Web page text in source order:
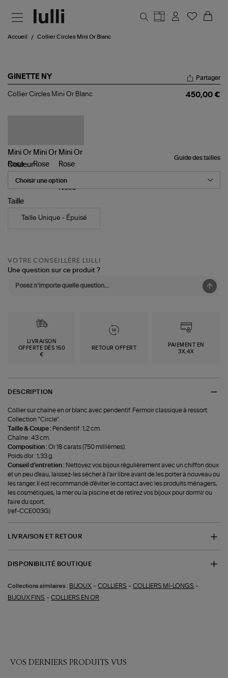
Accueil Collier Circles Mini Or Blanc
GINETTE NY
Collier
Partager
Collier Circles Mini Or Blanc 450,00 €
Guide des tailles
Couleur
Taille
Taille Unique - Épuisé
VOTRE CONSEILLÈRE LULLI
Une question sur ce produit ?
LIVRAISON
OFFERTE DÈS 150
€
RETOUR OFFERT
PAIEMENT EN
3X,4X
DESCRIPTION
Collier sur chaîne en or blanc avec pendentif. Fermoir classique à ressort.
Collection "Circle".
Taille & Coupe : Pendentif : 1,2 cm.
Chaîne : 43 cm.
Composition :Or 18 carats (750 millièmes).
Poids d'or : 1,33 g.
Conseil d'entretien : Nettoyez vos bijoux régulièrement avec un chiffon doux
et un peu d'eau, laissez-les sécher à l'air libre avant de les porter à nouveau ou
les ranger. Il est recommandé d'éviter le contact avec les produits ménagers,
les cosmétiques, la mer ou la piscine et de retirez vos bijoux pour dormir ou
faire du sport.
(ref-CCE003G)
LIVRAISON ET RETOUR
DISPONIBILITÉ BOUTIQUE
Collections similaires : BIJOUX -COLLIERS -COLLIERS MI-LONGS -
BIJOUX FINS -COLLIERS EN OR
VOS DERNIERS PRODUITS VUS